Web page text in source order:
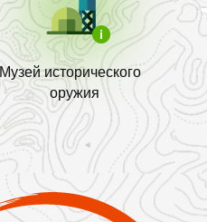
Музей исторического
оружия